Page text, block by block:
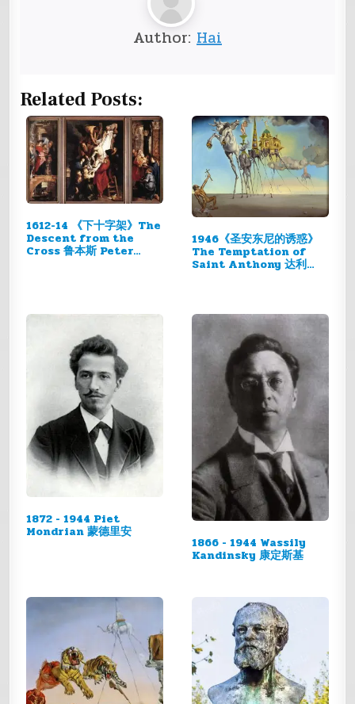
Author: Hai
Related Posts:
1612-14 《下十字架》The
Descent from the
Cross 鲁本斯 Peter…
1946《圣安东尼的诱惑》
The Temptation of
Saint Anthony 达利…
1872 - 1944 Piet
Mondrian 蒙德里安
1866 - 1944 Wassily
Kandinsky 康定斯基